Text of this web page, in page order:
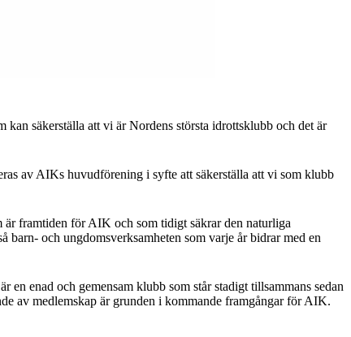
säkerställa att vi är Nordens största idrottsklubb och det är
av AIKs huvudförening i syfte att säkerställa att vi som klubb
är framtiden för AIK och som tidigt säkrar den naturliga
och ungdomsverksamheten som varje år bidrar med en
enad och gemensam klubb som står stadigt tillsammans sedan
av medlemskap är grunden i kommande framgångar för AIK.